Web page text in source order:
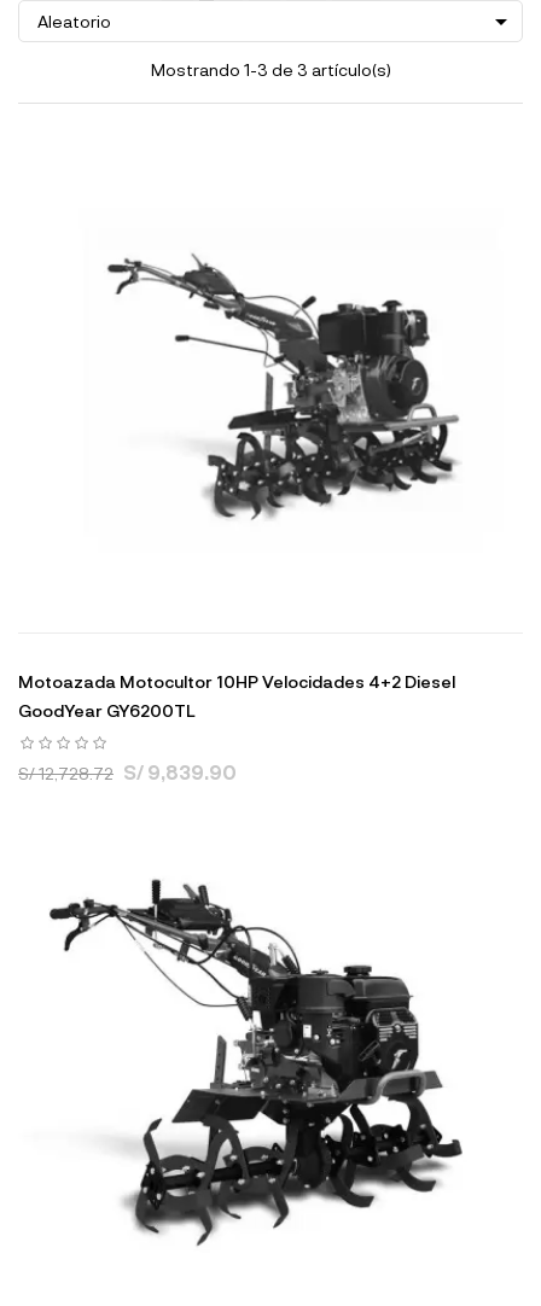
Aleatorio 
Mostrando 1-3 de 3 artículo(s)
Motoazada Motocultor 10HP Velocidades 4+2 Diesel
GoodYear GY6200TL
S/ 12,728.72 S/ 9,839.90